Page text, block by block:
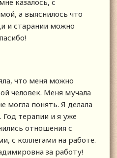
казалось, с
а выяснилось что
и старании можно
что меня можно
человек. Меня мучала
могла понять. Я делала
Год терапии и я уже
отношения с
с коллегами на работе.
за работу!